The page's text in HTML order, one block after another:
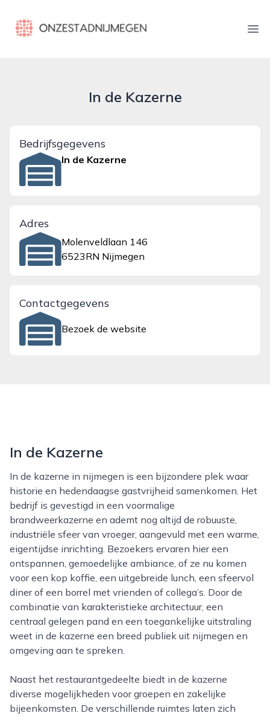
onzestadnijmegen.nl
In de Kazerne
Bedrijfsgegevens
In de Kazerne
Adres
Molenveldlaan 146
6523RN Nijmegen
Contactgegevens
Bezoek de website
In de Kazerne
In de kazerne in nijmegen is een bijzondere plek waar
historie en hedendaagse gastvrijheid samenkomen. Het
bedrijf is gevestigd in een voormalige
brandweerkazerne en ademt nog altijd de robuuste,
industriële sfeer van vroeger, aangevuld met een warme,
eigentijdse inrichting. Bezoekers ervaren hier een
ontspannen, gemoedelijke ambiance, of ze nu komen
voor een kop koffie, een uitgebreide lunch, een sfeervol
diner of een borrel met vrienden of collega’s. Door de
combinatie van karakteristieke architectuur, een
centraal gelegen pand en een toegankelijke uitstraling
weet in de kazerne een breed publiek uit nijmegen en
omgeving aan te spreken.
Naast het restaurantgedeelte biedt in de kazerne
diverse mogelijkheden voor groepen en zakelijke
bijeenkomsten. De verschillende ruimtes laten zich